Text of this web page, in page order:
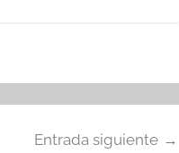
Entrada siguiente